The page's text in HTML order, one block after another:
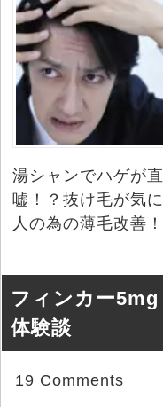
湯シャンでハゲが
嘘！？抜け毛が気
人の為の薄毛改善！
フィンカー
体験談
19 Comments